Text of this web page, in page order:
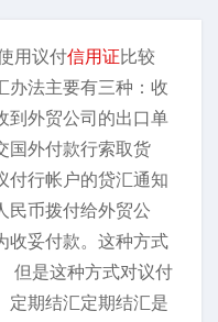
用议付信用证比较
办法主要有三种：收
到外贸公司的出口单
国外付款行索取货
付行帐户的贷汇通知
民币拨付给外贸公
收妥付款。这种方式
但是这种方式对议付
定期结汇定期结汇是